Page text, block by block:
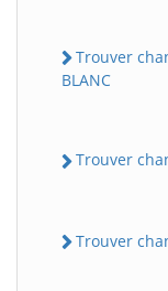
Trouver
BLANC
Trouver
Trouver